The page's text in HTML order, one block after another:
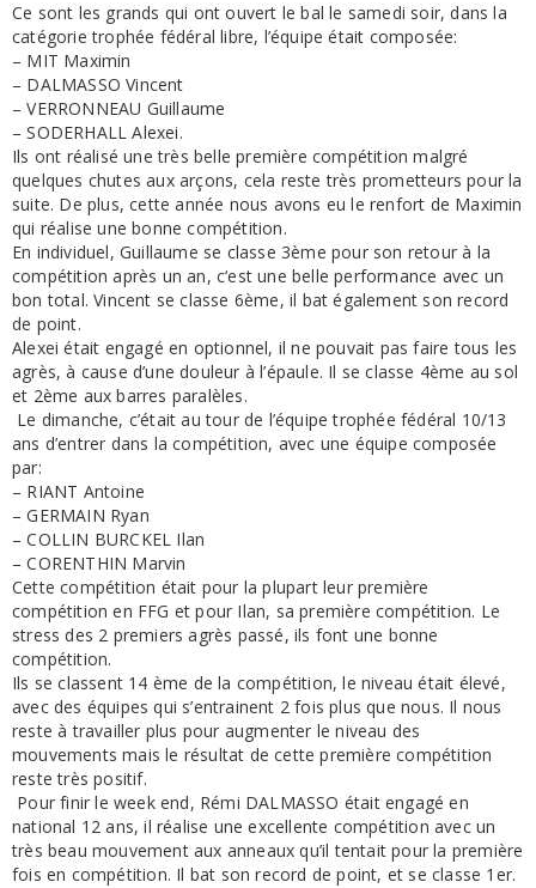
Ce sont les grands qui ont ouvert le bal le samedi soir, dans la
catégorie trophée fédéral libre, l’équipe était composée:
– MIT Maximin
– DALMASSO Vincent
– VERRONNEAU Guillaume
– SODERHALL Alexei.
Ils ont réalisé une très belle première compétition malgré
quelques chutes aux arçons, cela reste très prometteurs pour la
suite. De plus, cette année nous avons eu le renfort de Maximin
qui réalise une bonne compétition.
En individuel, Guillaume se classe 3ème pour son retour à la
compétition après un an, c‘est une belle performance avec un
bon total. Vincent se classe 6ème, il bat également son record
de point.
Alexei était engagé en optionnel, il ne pouvait pas faire tous les
agrès, à cause d’une douleur à l’épaule. Il se classe 4ème au sol
et 2ème aux barres paralèles.
Le dimanche, c’était au tour de l’équipe trophée fédéral 10/13
ans d’entrer dans la compétition, avec une équipe composée
par:
– RIANT Antoine
– GERMAIN Ryan
– COLLIN BURCKEL Ilan
– CORENTHIN Marvin
Cette compétition était pour la plupart leur première
compétition en FFG et pour Ilan, sa première compétition. Le
stress des 2 premiers agrès passé, ils font une bonne
compétition.
Ils se classent 14 ème de la compétition, le niveau était élevé,
avec des équipes qui s’entrainent 2 fois plus que nous. Il nous
reste à travailler plus pour augmenter le niveau des
mouvements mais le résultat de cette première compétition
reste très positif.
Pour finir le week end, Rémi DALMASSO était engagé en
national 12 ans, il réalise une excellente compétition avec un
très beau mouvement aux anneaux qu’il tentait pour la première
fois en compétition. Il bat son record de point, et se classe 1er.